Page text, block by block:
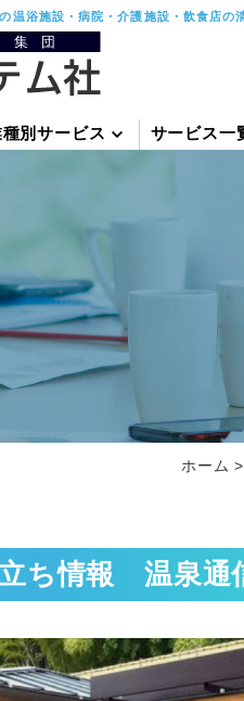
浴施設・病院・介護施設・飲食店の
別サービス サービス一
ホーム >
立ち情報 温泉